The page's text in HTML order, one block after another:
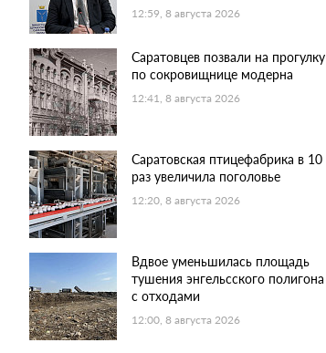
12:59, 8 августа 2026
Саратовцев позвали на прогулку
по сокровищнице модерна
12:41, 8 августа 2026
Саратовская птицефабрика в 10
раз увеличила поголовье
12:20, 8 августа 2026
Вдвое уменьшилась площадь
тушения энгельсского полигона
с отходами
12:00, 8 августа 2026